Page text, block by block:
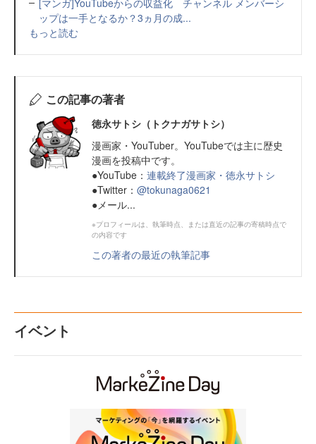
ップは一手となるか？3ヵ月の成...
もっと読む
この記事の著者
徳永サトシ（トクナガサトシ）
漫画家・YouTuber。YouTubeでは主に歴史
漫画を投稿中です。
●YouTube： 連載終了漫画家・徳永サトシ
●Twitter： @tokunaga0621
●メール...
※プロフィールは、執筆時点、または直近の記事の寄稿時点で
の内容です
この著者の最近の執筆記事
イベント